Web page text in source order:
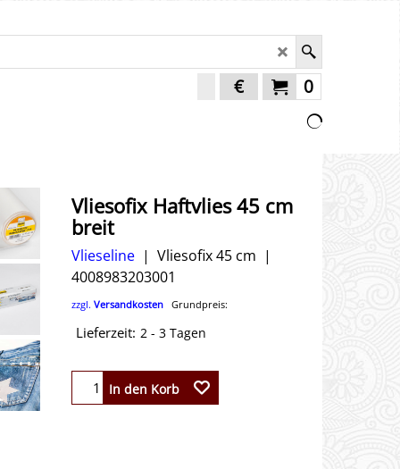
0
€
Vliesofix Haftvlies 45 cm
breit
Vlieseline
Vliesofix 45 cm
4008983203001
zzgl. Versandkosten Grundpreis:
Lieferzeit: 2 - 3 Tagen
In den Korb